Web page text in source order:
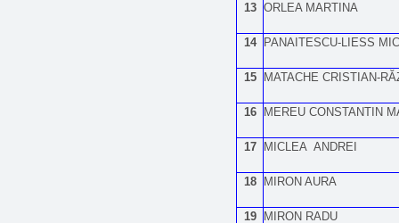
13 ORLEA MARTINA
14 PANAITESCU-LIESS
15 MATACHE CRISTIAN-
16 MEREU CONSTANTIN
17 MICLEA ANDREI
18 MIRON AURA
19 MIRON RADU